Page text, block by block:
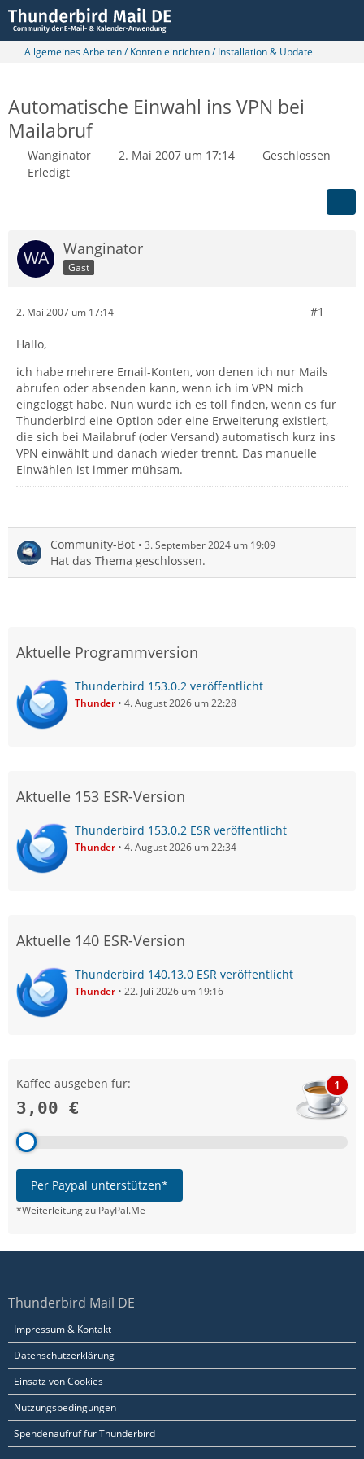
Allgemeines Arbeiten / Konten einrichten / Installation & Update
Automatische Einwahl ins VPN bei
Mailabruf
Wanginator 2. Mai 2007 um 17:14
Geschlossen
Erledigt
Wanginator
Gast
2. Mai 2007 um 17:14 #1
Hallo,
ich habe mehrere Email-Konten, von denen ich nur Mails
abrufen oder absenden kann, wenn ich im VPN mich
eingeloggt habe. Nun würde ich es toll finden, wenn es für
Thunderbird eine Option oder eine Erweiterung existiert,
die sich bei Mailabruf (oder Versand) automatisch kurz ins
VPN einwählt und danach wieder trennt. Das manuelle
Einwählen ist immer mühsam.
Community-Bot 3. September 2024 um 19:09
Hat das Thema geschlossen.
Aktuelle Programmversion
Thunderbird 153.0.2 veröffentlicht
Thunder 4. August 2026 um 22:28
Aktuelle 153 ESR-Version
Thunderbird 153.0.2 ESR veröffentlicht
Thunder 4. August 2026 um 22:34
Aktuelle 140 ESR-Version
Thunderbird 140.13.0 ESR veröffentlicht
Thunder 22. Juli 2026 um 19:16
Kaffee ausgeben für:
3,00 €
1
Per Paypal unterstützen*
*Weiterleitung zu PayPal.Me
Thunderbird Mail DE
Impressum & Kontakt
Datenschutzerklärung
Einsatz von Cookies
Nutzungsbedingungen
Spendenaufruf für Thunderbird